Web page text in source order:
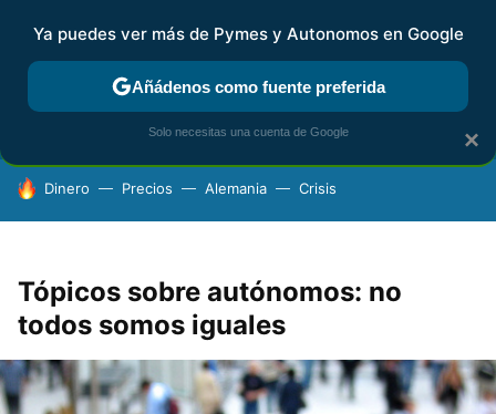
FISCALIDAD Y CONTABILIDAD KIT DIGITAL RENTA
HOY SE HABLA DE
Dinero Precios Alemania Crisis
Tópicos sobre autónomos: no
todos somos iguales
×
Ya puedes ver más de Pymes y Autonomos en Google
Añádenos como fuente preferida
Solo necesitas una cuenta de Google